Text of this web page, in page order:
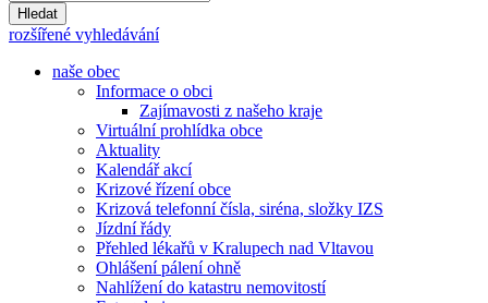
Hledat
rozšířené vyhledávání
naše obec
Informace o obci
Zajímavosti z našeho kraje
Virtuální prohlídka obce
Aktuality
Kalendář akcí
Krizové řízení obce
Krizová telefonní čísla, siréna, složky IZS
Jízdní řády
Přehled lékařů v Kralupech nad Vltavou
Ohlášení pálení ohně
Nahlížení do katastru nemovitostí